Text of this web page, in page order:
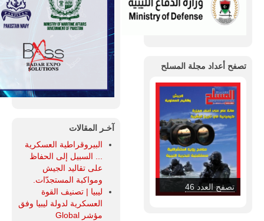
تصفح أعداد مجلة المسلح
تصفح العدد 45
آخـر المقالات
البيروقراطية العسكرية
... السبيل إلى الحفاظ
على تقاليد الجيش
ومواكبة المستجدّات.
ليبيا | تصنيف القوة
العسكرية لدولة ليبيا وفق
مؤشر Global